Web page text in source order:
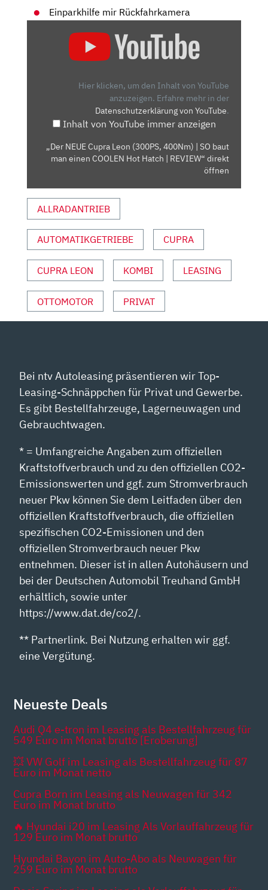
Einparkhilfe mir Rückfahrkamera
BAUT
HOT
HATCH
|
REVIEW“
YOUTUBE
ANZEIGEN
Hier klicken, um den Inhalt von YouTube
anzuzeigen. Erfahre mehr in der
Datenschutzerklärung von YouTube.
Inhalt von YouTube immer anzeigen
„Der NEUE Cupra Leon (300PS, 400Nm) | SO baut
man einen COOLEN Hot Hatch | REVIEW“ direkt
öffnen
ALLRADANTRIEB
AUTOMATIKGETRIEBE CUPRA
CUPRA LEON KOMBI LEASING
OTTOMOTOR PRIVAT
Bei ntv Autoleasing präsentieren wir Top-
Leasing-Schnäppchen für Privat und Gewerbe.
Es gibt Bestellfahrzeuge, Lagerneuwagen und
Gebrauchtwagen.
* = Umfangreiche Angaben zum offiziellen
Kraftstoffverbrauch und zu den offiziellen CO2-
Emissionswerten und ggf. zum Stromverbrauch
neuer Pkw können Sie dem Leitfaden über den
offiziellen Kraftstoffverbrauch, die offiziellen
spezifischen CO2-Emissionen und den
offiziellen Stromverbrauch neuer Pkw
entnehmen. Dieser ist in allen Autohäusern und
bei der Deutschen Automobil Treuhand GmbH
erhältlich, sowie unter
https://www.dat.de/co2/.
** Partnerlink. Bei Nutzung erhalten wir ggf.
eine Vergütung.
Neueste Deals
Audi Q4 e-tron im Leasing als Bestellfahrzeug für
549 Euro im Monat brutto [Eroberung]
💥 VW Golf im Leasing als Bestellfahrzeug für 87
Euro im Monat netto
Cupra Born im Leasing als Neuwagen für 342
Euro im Monat brutto
🔥 Hyundai i20 im Leasing Als Vorlauffahrzeug für
129 Euro im Monat brutto
Hyundai Bayon im Auto-Abo als Neuwagen für
259 Euro im Monat brutto